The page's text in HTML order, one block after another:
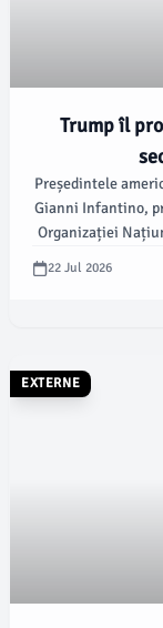
Trump îl
Președintele
Gianni Infantino,
Organizației
22 Jul 2026
EXTERNE